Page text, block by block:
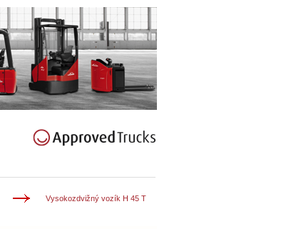
Vysokozdvižný vozík H 45 T